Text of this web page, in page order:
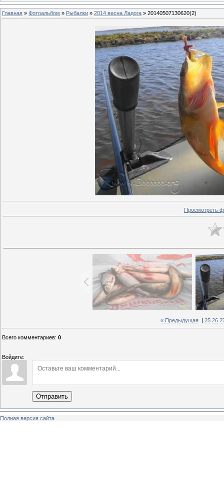
Главная » Фотоальбом » Рыбалки » 2014 весна Ладога » 20140507130620(2)
Просмотреть
« Предыдущая 25 26
Всего комментариев: 0
Войдите:
Отправить
Полная версия сайта